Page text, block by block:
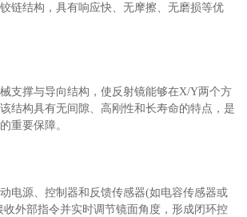
链结构，具有响应快、无摩擦、无磨损等优
撑与导向结构，使反射镜能够在X/Y两个方
结构具有无间隙、高刚性和长寿命的特点，是
重要保障。
源、控制器和反馈传感器(如电容传感器或
外部指令并实时调节镜面角度，形成闭环控